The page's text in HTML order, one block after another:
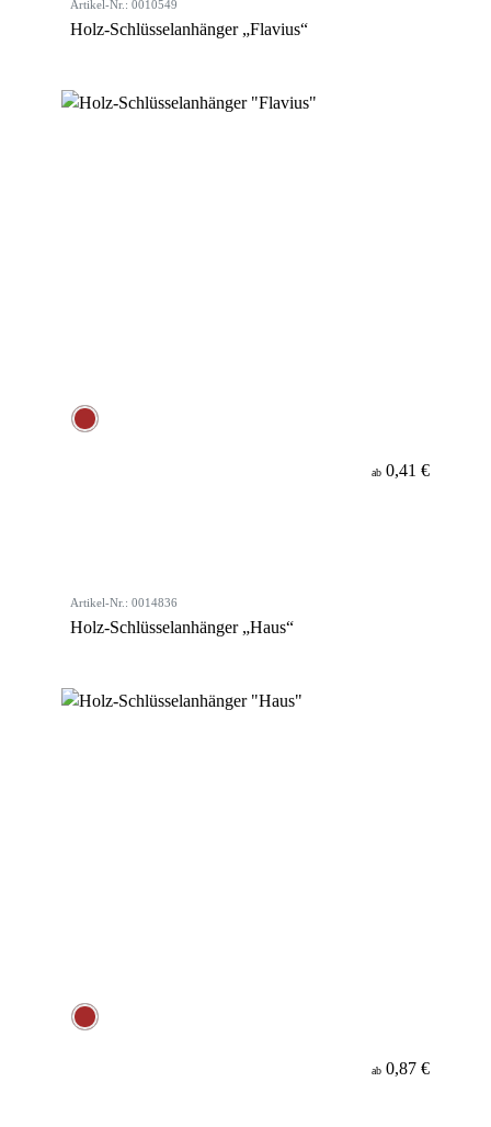
Artikel-Nr.: 0010549
Holz-Schlüsselanhänger „Flavius“
ab 0,41 €
Artikel-Nr.: 0014836
Holz-Schlüsselanhänger „Haus“
ab 0,87 €